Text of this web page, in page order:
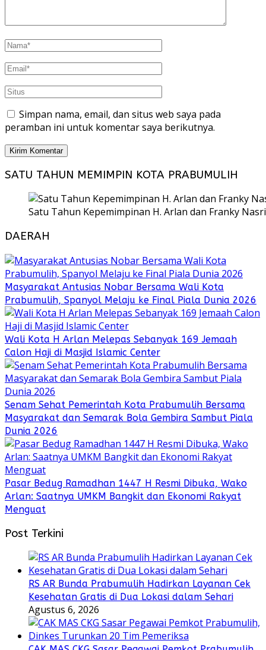
Simpan nama, email, dan situs web saya pada
peramban ini untuk komentar saya berikutnya.
SATU TAHUN MEMIMPIN KOTA PRABUMULIH
Satu Tahun Kepemimpinan H. Arlan dan Franky
DAERAH
Masyarakat Antusias Nobar Bersama Wali Kota
Prabumulih, Spanyol Melaju ke Final Piala Dunia 2026
Wali Kota H Arlan Melepas Sebanyak 169 Jemaah
Calon Haji di Masjid Islamic Center
Senam Sehat Pemerintah Kota Prabumulih Bersama
Masyarakat dan Semarak Bola Gembira Sambut Piala
Dunia 2026
Pasar Bedug Ramadhan 1447 H Resmi Dibuka, Wako
Arlan: Saatnya UMKM Bangkit dan Ekonomi Rakyat
Menguat
Post Terkini
RS AR Bunda Prabumulih Hadirkan Layanan Cek
Kesehatan Gratis di Dua Lokasi dalam Sehari
Agustus 6, 2026